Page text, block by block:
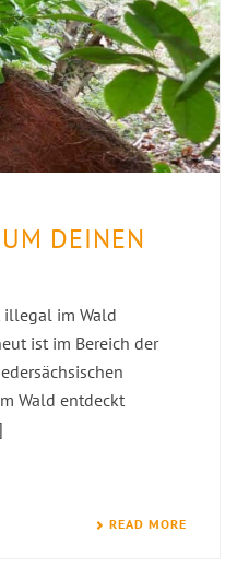
DEINEN
im Wald
ist im Bereich der
Wald entdeckt
READ MORE